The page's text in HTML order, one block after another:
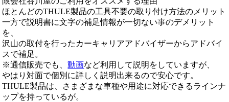
ほとんどのTHULE製品の工具不要の取り付け方法のメリット
一方で説明書に文字の補足情報が一切ない事のデメリット
を、
沢山の取付を行ったカーキャリアアドバイザーからアドバイ
スで補足。
※通信販売でも、動画など利用して説明をしていますが、
やはり対面で個別に詳しく説明出来るので安心です。
THULE製品は、さまざまな車種や用途に対応できるラインナ
ップを持っているが。